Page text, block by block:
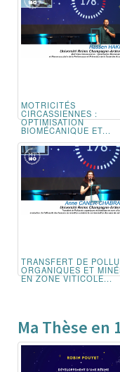
MOTRICITÉS
CIRCASSIENNES :
OPTIMISATION
BIOMÉCANIQUE ET...
TRANSFERT DE
ORGANIQUES ET
EN ZONE VITICOLE...
Ma Thèse en